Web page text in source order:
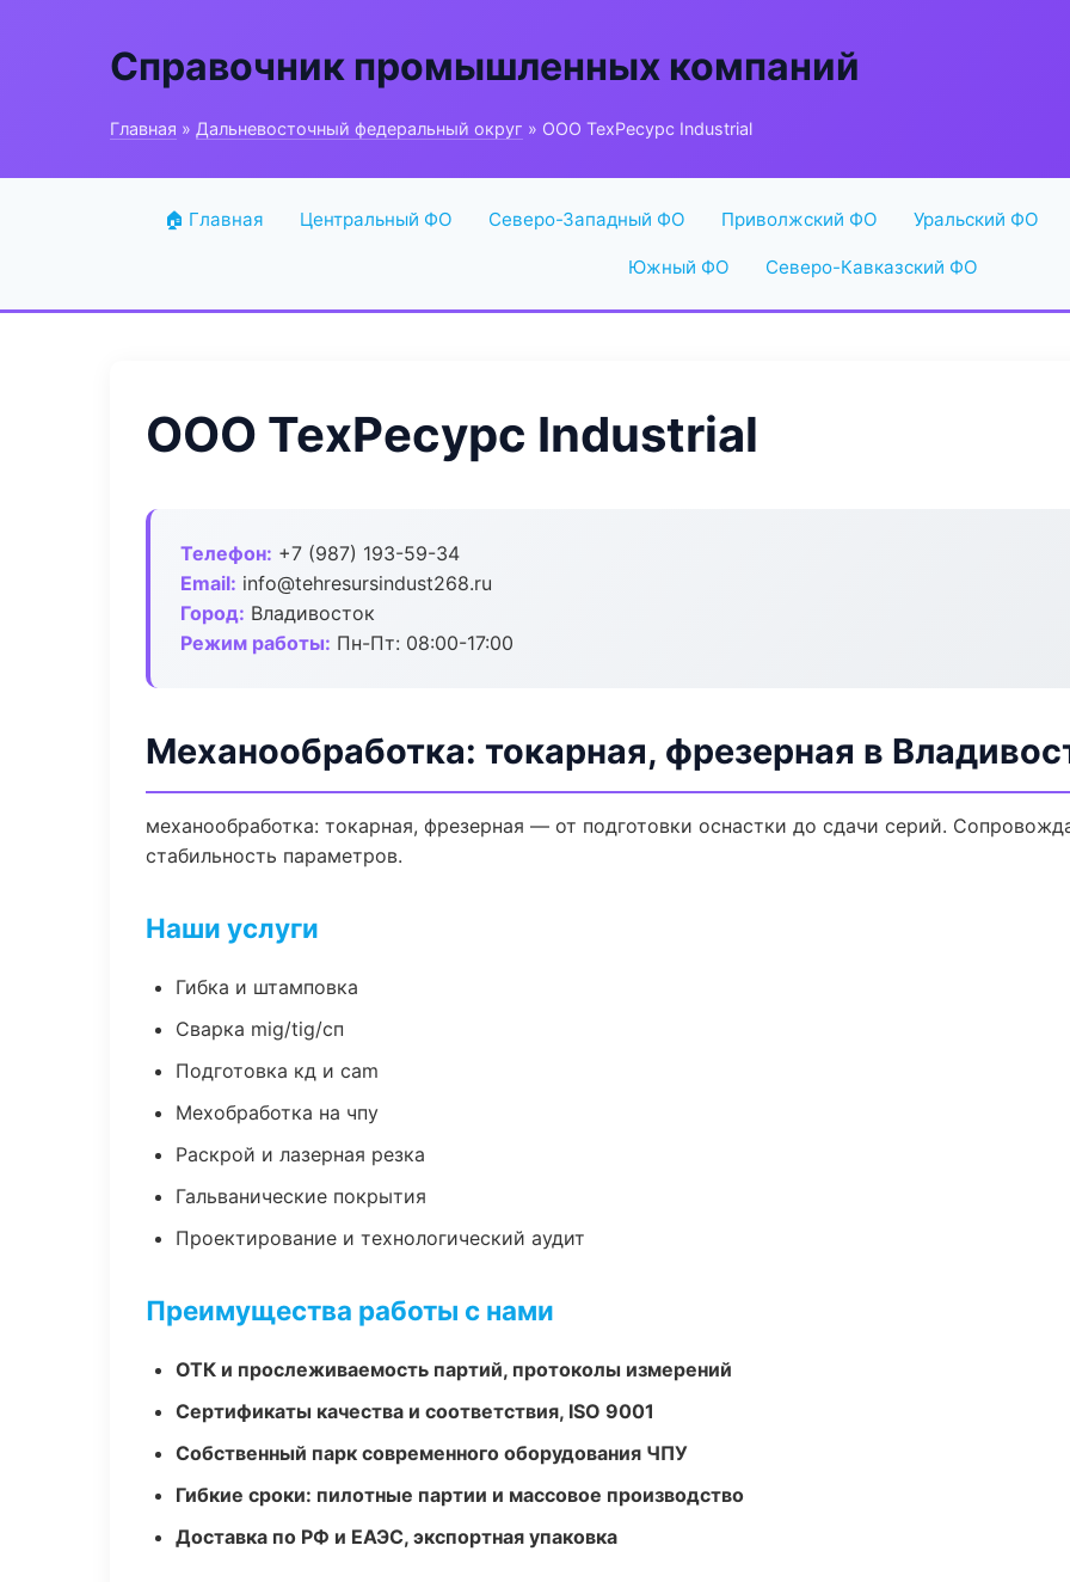
Справочник промышленных компаний
Главная » Дальневосточный федеральный округ » ООО ТехРесурс Industrial
🏠 Главная Центральный ФО Северо-Западный ФО Приволжский ФО Уральский ФО
Южный ФО Северо-Кавказский ФО
ООО ТехРесурс Industrial
Телефон: +7 (987) 193-59-34
Email: info@tehresursindust268.ru
Город: Владивосток
Режим работы: Пн-Пт: 08:00-17:00
Механообработка: токарная, фрезерная в
механообработка: токарная, фрезерная — от подготовки оснастки до сдачи серий.
стабильность параметров.
Наши услуги
Гибка и штамповка
Сварка mig/tig/сп
Подготовка кд и cam
Мехобработка на чпу
Раскрой и лазерная резка
Гальванические покрытия
Проектирование и технологический аудит
Преимущества работы с нами
ОТК и прослеживаемость партий, протоколы измерений
Сертификаты качества и соответствия, ISO 9001
Собственный парк современного оборудования ЧПУ
Гибкие сроки: пилотные партии и массовое производство
Доставка по РФ и ЕАЭС, экспортная упаковка